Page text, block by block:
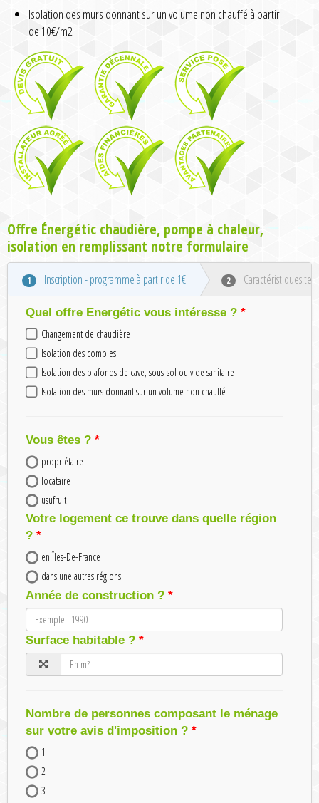
Isolation des murs donnant sur un volume non chauffé à partir
de 10€/m2
Offre Énergétic chaudière, pompe à chaleur,
isolation en remplissant notre formulaire
1 Inscription - programme à partir de 1€ 2 Caractéristiques
Quel offre Energétic vous intéresse ?
Changement de chaudière
Isolation des combles
Isolation des plafonds de cave, sous-sol ou vide sanitaire
Isolation des murs donnant sur un volume non chauffé
Vous êtes ?
propriétaire
locataire
usufruit
Votre logement ce trouve dans quelle région
?
en Îles-De-France
dans une autres régions
Année de construction ?
Surface habitable ?
Nombre de personnes composant le ménage
sur votre avis d'imposition ?
1
2
3